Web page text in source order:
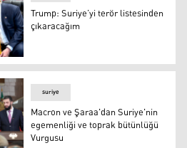
çıkaracağım
Trump: Suriye’yi terör listesinden
çıkaracağım
suriye
Macron ve Şaraa'dan Suriye'nin
egemenliği ve toprak bütünlüğü
Vurgusu